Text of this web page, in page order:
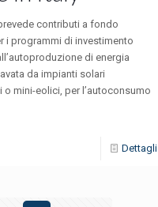
contributi a fondo
i programmi di investimento
di energia
da impianti solari
mini-eolici, per l’autoconsumo
Dettagli